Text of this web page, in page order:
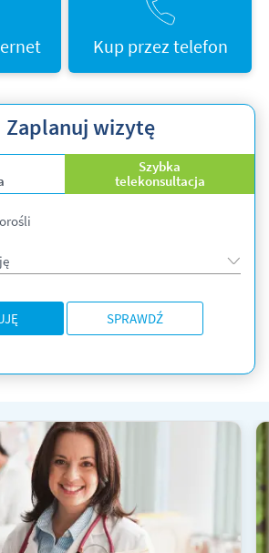
Kup przez telefon
Zaplanuj wizytę
Szybka
telekonsultacja
SPRAWDŹ